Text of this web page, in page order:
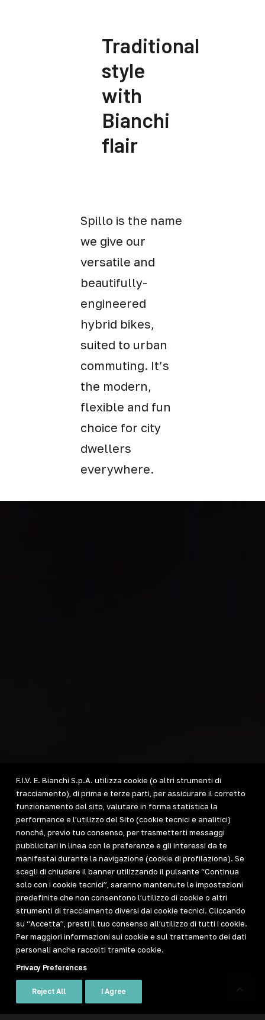
Traditional
style
with
Bianchi
flair
Spillo is the name
we give our
versatile and
beautifully-
engineered
hybrid bikes,
suited to urban
commuting. It’s
the modern,
flexible and fun
choice for city
dwellers
everywhere.
F.I.V. E. Bianchi S.p.A. utilizza cookie (o altri strumenti di
tracciamento), di prima e terze parti, per assicurare il corretto
funzionamento del sito, valutare in forma statistica la
performance e l’utilizzo del Sito (cookie tecnici e analitici)
nonché, previo tuo consenso, per trasmetterti messaggi
pubblicitari in linea con le preferenze e gli interessi da te
manifestai durante la navigazione (cookie di profilazione). Se
scegli di chiudere il banner utilizzando il pulsante “Continua
solo con i cookie tecnici”, saranno mantenute le impostazioni
predefinite che non consentono l’utilizzo di cookie o altri
strumenti di tracciamento diversi dai cookie tecnici. Cliccando
su “Accetta”, presti il tuo consenso all’utilizzo di tutti i cookie.
Per maggiori informazioni sui cookie e sul trattamento dei dati
personali anche raccolti tramite cookie.
Privacy Preferences
Reject All I Agree